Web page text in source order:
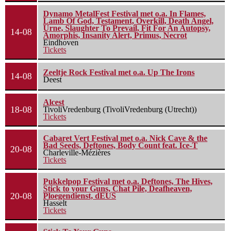
14-08
Dynamo MetalFest Festival met o.a. In Flames,
Lamb Of God, Testament, Overkill, Death Angel,
Urne, Slaughter To Prevail, Fit For An Autopsy,
Amorphis, Insanity Alert, Primus, Necrot
Eindhoven
Tickets
14-08
Zeeltje Rock Festival met o.a. Up The Irons
Deest
18-08
Alcest
TivoliVredenburg (TivoliVredenburg (Utrecht))
Tickets
20-08
Cabaret Vert Festival met o.a. Nick Cave & the
Bad Seeds, Deftones, Body Count feat. Ice-T
Charleville-Mézières
Tickets
20-08
Pukkelpop Festival met o.a. Deftones, The Hives,
Stick to your Guns, Chat Pile, Deafheaven,
Ploegendienst, dEUS
Hasselt
Tickets